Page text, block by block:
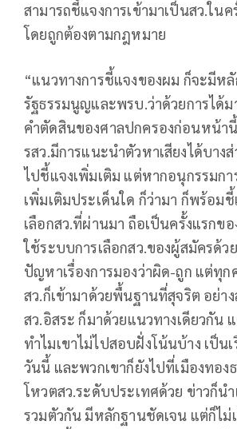
สามารถชี้แจงการเข้ามาเป็นสว.ในค
โดยถูกต้องตามกฎหมาย
“แนวทางการชี้แจงของผม ก็จะมีห
รัฐธรรมนูญและพรบ.ว่าด้วยการได้ม
คำตัดสินของศาลปกครองก่อนหน้า
รสว.มีการแนะนำตัวหาเสียงได้บาง
ไปชี้แจงเพิ่มเติม แต่หากอนุกรรมก
เพิ่มเติมประเด็นใด ก็ว่ามา ก็พร้อมชี้
เลือกสว.ที่ผ่านมา ถือเป็นครั้งแรกข
ใช้ระบบการเลือกสว.ของผู้สมัครด้ว
ปัญหาเรื่องการมองว่าผิด-ถูก แต่ทุก
สว.ก็เข้ามาด้วยพื้นฐานที่สุจริต อย่า
สว.อิสระ ก็มาด้วยแนวทางเดียวกัน
ทำไมเขาไม่ไปสอบฝั่งโน้นบ้าง เป็น
วันนี้ และพวกเขาก็ยังไปที่เมืองทอง
โหวตสว.ระดับประเทศด้วย ข่าวก็น
รวมตัวกัน มีหลักฐานชัดเจน แต่ก็ไม่